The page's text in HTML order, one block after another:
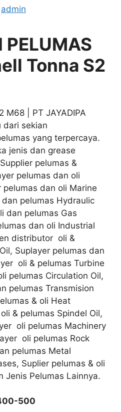
admin
PELUMAS
Tonna S2
M68 | PT JAYADIPA
dari sekian
yang terpercaya.
jenis dan grease
pelumas &
pelumas dan oli
pelumas dan oli Marine
pelumas Hydraulic
dan pelumas Gas
dan oli Industrial
distributor oli &
Suplayer pelumas dan
oli & pelumas Turbine
pelumas Circulation Oil,
pelumas Transmision
& oli Heat
& pelumas Spindel Oil,
oli pelumas Machinery
oli pelumas Rock
pelumas Metal
Suplier pelumas & oli
Jenis Pelumas Lainnya.
500